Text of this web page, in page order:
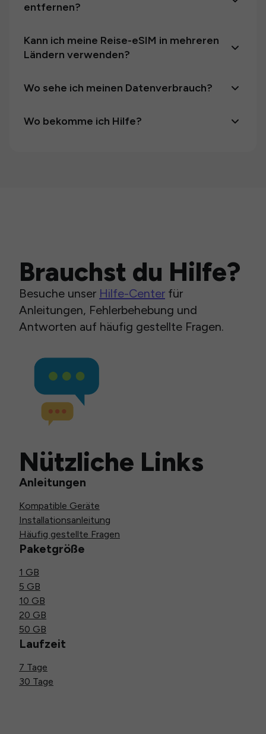
entfernen?
Kann ich meine Reise-eSIM in mehreren
Ländern verwenden?
Wo sehe ich meinen Datenverbrauch?
Wo bekomme ich Hilfe?
Brauchst du Hilfe?
Besuche unser Hilfe-Center für
Anleitungen, Fehlerbehebung und
Antworten auf häufig gestellte Fragen.
Nützliche Links
Anleitungen
Kompatible Geräte
Installationsanleitung
Häufig gestellte Fragen
Paketgröße
1 GB
5 GB
10 GB
20 GB
50 GB
Laufzeit
7 Tage
30 Tage